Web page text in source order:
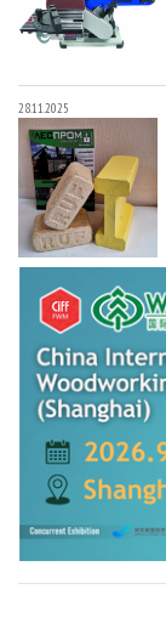
28.11.2025